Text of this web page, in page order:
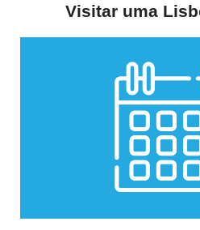
Visitar uma